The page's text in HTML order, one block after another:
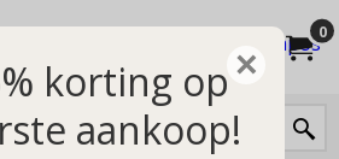
0
×
korting op
aankoop!